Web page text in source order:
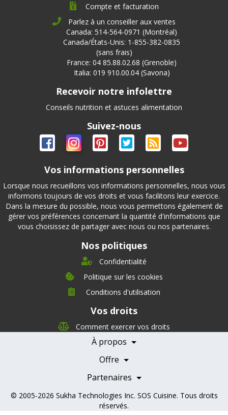
Compte et facturation
Parlez à un conseiller aux ventes
Canada: 514-564-0971 (Montréal)
Canada/États-Unis: 1-855-382-0835
(sans frais)
France: 04 85.88.02.68 (Grenoble)
Italia: 019 910.00.04 (Savona)
Recevoir notre infolettre
Conseils nutrition et astuces alimentation
Suivez-nous
Vos informations personnelles
Lorsque nous recueillons vos informations personnelles, nous vous
informons toujours de vos droits et vous facilitons leur exercice.
Dans la mesure du possible, nous vous permettons également de
gérer vos préférences concernant la quantité d'informations que
vous choisissez de partager avec nous ou nos partenaires.
Nos politiques
Confidentialité
Politique sur les cookies
Conditions d'utilisation
Vos droits
Comment exercer vos droits
À propos
Direction
Nutrition
Offre
Témoignages
Partenaires
Nos partenaires
Devenir Partenaire
Professionnels de la santé
© 2005-2026 Sukha Technologies Inc. SOS Cuisine. Tous droits
réservés.